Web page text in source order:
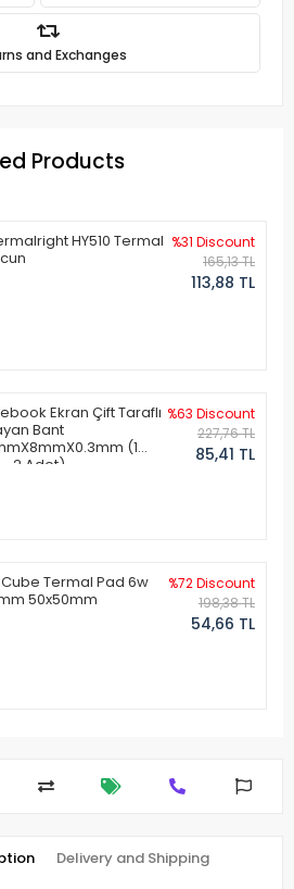
and Exchanges
Products
HY510 Termal %31 Discount
165,13 TL
113,88 TL
Ekran Çift Taraflı
Bant
(1
- 2 Adet)
%63 Discount
227,76 TL
85,41 TL
Termal Pad 6w
50x50mm
%72 Discount
198,38 TL
54,66 TL
Delivery and Shipping